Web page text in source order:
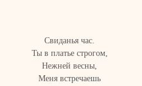
Свиданья час.
Ты в платье строгом,
Нежней весны,
Меня встречаешь